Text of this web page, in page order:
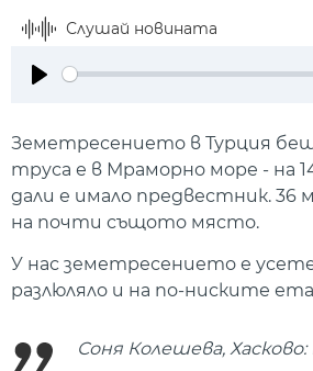
Слушай новината
Земетресението в Турция
труса е в Мраморно море - на
дали е имало предвестник. 36
на почти същото място.
У нас земетресението е
разлюляло и на по-ниските
Соня Колешева,